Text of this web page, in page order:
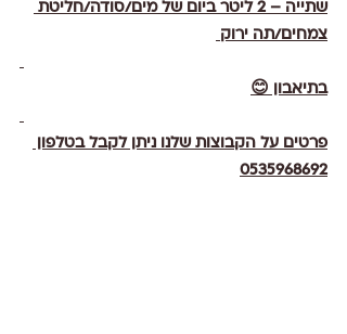
שתייה – 2 ליטר ביום של מים/סודה/חליטת
צמחים/תה ירוק
בתיאבון 😊
פרטים על הקבוצות שלנו ניתן לקבל בטלפון
0535968692